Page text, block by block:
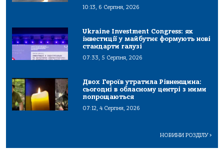
10:13, 6 Серпня, 2026
Ukraine Investment Congress: як
інвестиції у майбутнє формують нові
стандарти галузі
07:33, 5 Серпня, 2026
Двох Героїв утратила Рівненщина:
сьогодні в обласному центрі з ними
попрощаються
07:12, 4 Серпня, 2026
НОВИНИ РОЗДІЛУ>